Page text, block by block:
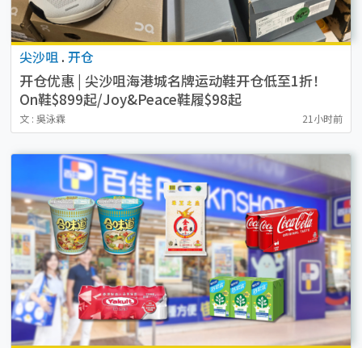
尖沙咀 . 开仓
开仓优惠 | 尖沙咀海港城名牌运动鞋开仓低至1折！
On鞋$899起/Joy&Peace鞋履$98起
文 : 吳泳霖 21小时前